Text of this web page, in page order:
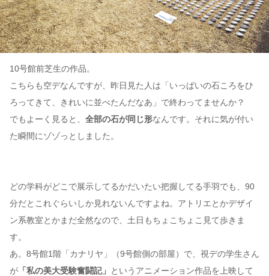
10号館前芝生の作品。
こちらも空デなんですが、昨日見た人は「いっぱいの石ころをひ
ろってきて、きれいに並べたんだなあ」で終わってませんか？
でもよーく見ると、 全部の石が同じ形なんです。それに気が付い
た瞬間にゾゾっとしました。
どの学科がどこで展示してるかだいたい把握してる手羽でも、90
分だとこれぐらいしか見れないんですよね。アトリエとかデザイ
ン系教室とかまだ全然なので、土日もちょこちょこ見て歩きま
す。
あ。8号館1階「カナリヤ」（9号館側の部屋）で、視デの学生さん
が 「私の美大受験奮闘記」 というアニメーション作品を上映して